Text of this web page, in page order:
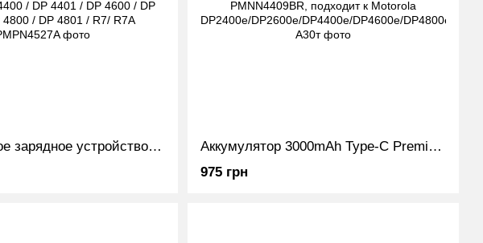
Оригинальное зарядное устройство для Motorola PMPN4527A для радиостанции Motorola DP 4400 / DP 4401 / DP 4600 / DP 4601 / DP 4800 / DP 4801 / R7/ R7A
Аккумулятор 3000mAh Type-C Premium (батарея) для радиостанции Motorola PMNN4409BR, подходит к Motorola DP2400e/DP2600e/DP4400e/DP4600e/DP4800e
975 грн